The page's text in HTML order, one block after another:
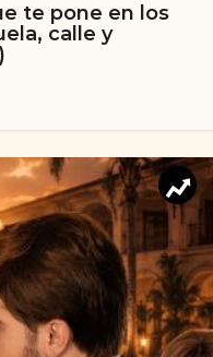
te pone en los
calle y